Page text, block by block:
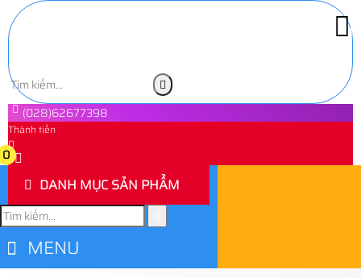
(028)62677398
Thành tiền
0
0
DANH MỤC SẢN PHẨM
MENU